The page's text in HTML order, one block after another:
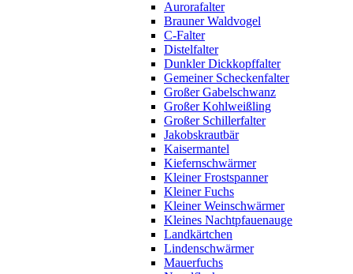
Aurorafalter
Brauner Waldvogel
C-Falter
Distelfalter
Dunkler Dickkopffalter
Gemeiner Scheckenfalter
Großer Gabelschwanz
Großer Kohlweißling
Großer Schillerfalter
Jakobskrautbär
Kaisermantel
Kiefernschwärmer
Kleiner Frostspanner
Kleiner Fuchs
Kleiner Weinschwärmer
Kleines Nachtpfauenauge
Landkärtchen
Lindenschwärmer
Mauerfuchs